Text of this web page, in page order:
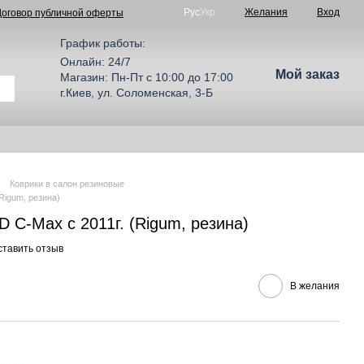
публичной оферты РусУкр Желания Вход
График работы:
Онлайн: 24/7
Магазин: Пн-Пт с 10:00 до 17:00
г.Киев, ул. Соломенская, 3-Б
Мой заказ
Коврики в салон резиновые
резина)
C-Max с 2011г. (Rigum, резина)
отзыв
В желания